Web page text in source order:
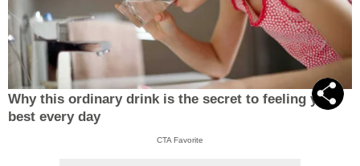
Why this ordinary drink is the secret to feeling your
best every day
CTA Favorite